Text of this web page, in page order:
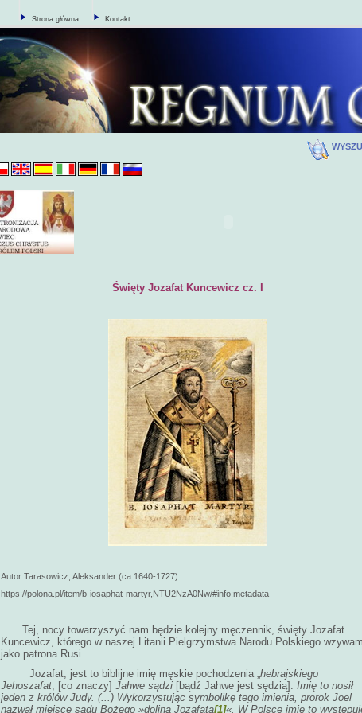
Strona główna Kontakt
Święty Jozafat Kuncewicz cz. I
Autor Tarasowicz, Aleksander (ca 1640-1727)
https://polona.pl/item/b-iosaphat-martyr,NTU2NzA0Nw/#info:metadata
Tej, nocy towarzyszyć nam będzie kolejny męczennik, święty Jozafat
Kuncewicz, którego w naszej Litanii Pielgrzymstwa Narodu Polskiego
jako patrona Rusi.
Jozafat, jest to biblijne imię męskie pochodzenia „hebrajskiego
Jehoszafat, [co znaczy] Jahwe sądzi [bądź Jahwe jest sędzią]. Imię to nosił
jeden z królów Judy. (...) Wykorzystując symbolikę tego imienia, prorok Joel
nazwał miejsce sądu Bożego »doliną Jozafata[1]«. W Polsce imię to